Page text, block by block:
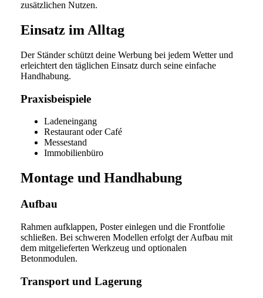
zusätzlichen Nutzen.
Einsatz im Alltag
Der Ständer schützt deine Werbung bei jedem Wetter und
erleichtert den täglichen Einsatz durch seine einfache
Handhabung.
Praxisbeispiele
Ladeneingang
Restaurant oder Café
Messestand
Immobilienbüro
Montage und Handhabung
Aufbau
Rahmen aufklappen, Poster einlegen und die Frontfolie
schließen. Bei schweren Modellen erfolgt der Aufbau mit
dem mitgelieferten Werkzeug und optionalen
Betonmodulen.
Transport und Lagerung